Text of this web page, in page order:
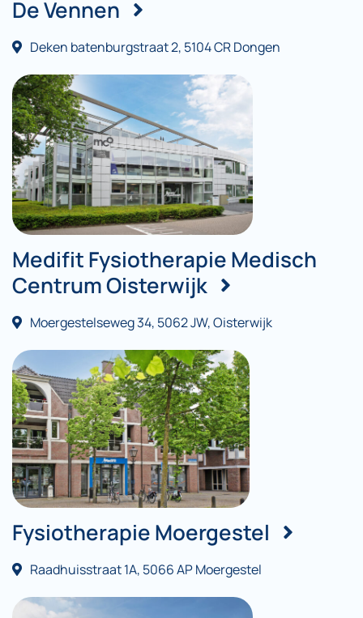
De Vennen
Deken batenburgstraat 2, 5104 CR Dongen
Medifit Fysiotherapie Medisch
Centrum Oisterwijk
Moergestelseweg 34, 5062 JW, Oisterwijk
Fysiotherapie Moergestel
Raadhuisstraat 1A, 5066 AP Moergestel